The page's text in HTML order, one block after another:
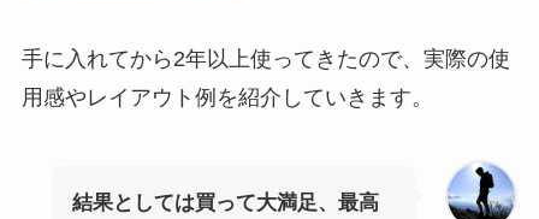
手に入れてから2年以上使ってきたので、実際の使
用感やレイアウト例を紹介していきます。
結果としては買って大満足、最高